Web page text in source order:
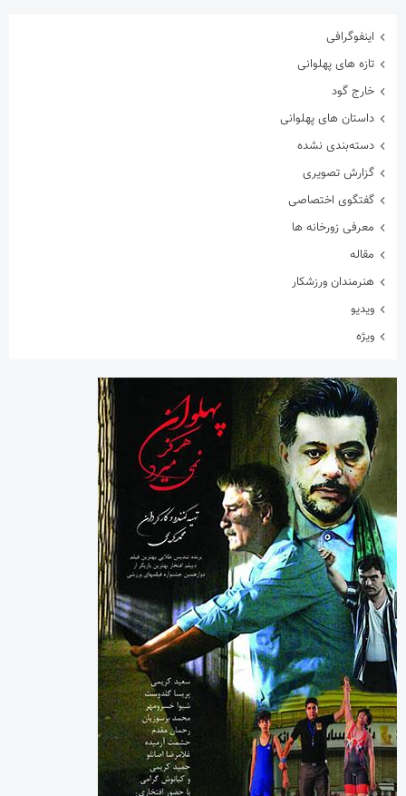
اینفوگرافی
تازه های پهلوانی
خارج گود
داستان های پهلوانی
دسته‌بندی نشده
گزارش تصویری
گفتگوی اختصاصی
معرفی زورخانه ها
مقاله
هنرمندان ورزشکار
ویدیو
ویژه